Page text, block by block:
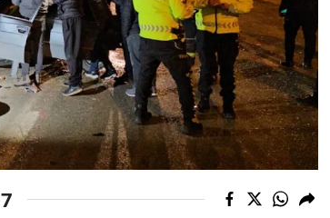
Erzincan
Erzurum
Eskişehir
Gaziantep
Giresun
Gümüşhane
7